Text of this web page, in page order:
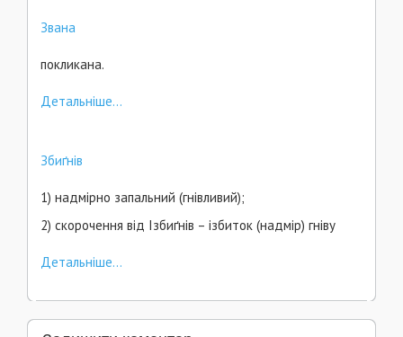
Звана
покликана.
Детальніше...
Збиґнів
1) надмірно запальний (гнівливий);
2) скорочення від Ізбиґнів – ізбиток (надмір) гніву
Детальніше...